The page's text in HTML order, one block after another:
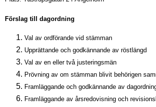
Förslag till dagordning
Val av ordförande vid stämman
Upprättande och godkännande av röstlängd
Val av en eller två justeringsmän
Prövning av om stämman blivit behörigen
Framläggande och godkännande av
Framläggande av årsredovisning och